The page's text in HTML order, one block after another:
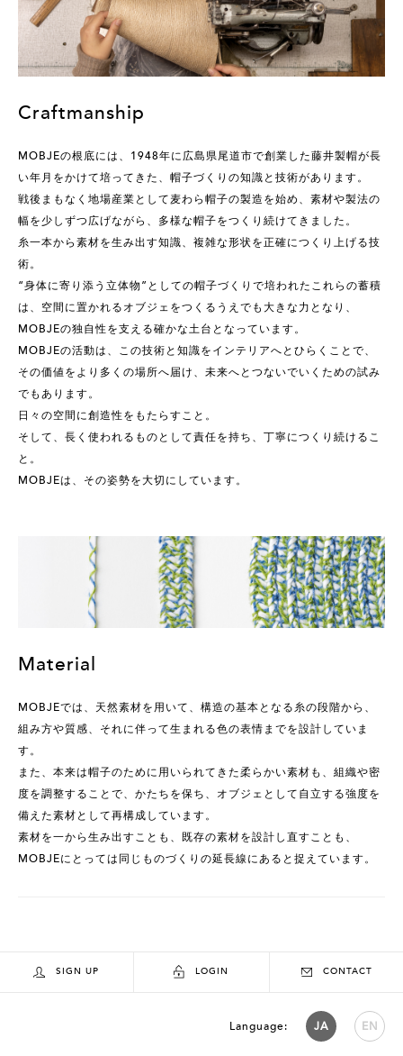
Craftmanship
MOBJEの根底には、1948年に広島県尾道市で創業した藤井製帽が長
い年月をかけて培ってきた、帽子づくりの知識と技術があります。
戦後まもなく地場産業として麦わら帽子の製造を始め、素材や製法の
幅を少しずつ広げながら、多様な帽子をつくり続けてきました。
糸一本から素材を生み出す知識、複雑な形状を正確につくり上げる技
術。
“身体に寄り添う立体物”としての帽子づくりで培われたこれらの蓄積
は、空間に置かれるオブジェをつくるうえでも大きな力となり、
MOBJEの独自性を支える確かな土台となっています。
MOBJEの活動は、この技術と知識をインテリアへとひらくことで、
その価値をより多くの場所へ届け、未来へとつないでいくための試み
でもあります。
日々の空間に創造性をもたらすこと。
そして、長く使われるものとして責任を持ち、丁寧につくり続けるこ
と。
MOBJEは、その姿勢を大切にしています。
Material
MOBJEでは、天然素材を用いて、構造の基本となる糸の段階から、
組み方や質感、それに伴って生まれる色の表情までを設計していま
す。
また、本来は帽子のために用いられてきた柔らかい素材も、組織や密
度を調整することで、かたちを保ち、オブジェとして自立する強度を
備えた素材として再構成しています。
素材を一から生み出すことも、既存の素材を設計し直すことも、
MOBJEにとっては同じものづくりの延長線にあると捉えています。
SIGN UP LOGIN CONTACT
Language: JA EN